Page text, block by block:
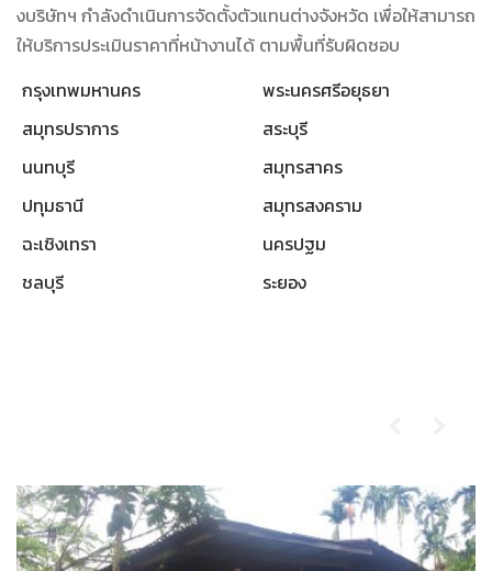
งบริษัทฯ กำลังดำเนินการจัดตั้งตัวแทนต่างจังหวัด เพื่อให้สามารถ
ให้บริการประเมินราคาที่หน้างานได้ ตามพื้นที่รับผิดชอบ
กรุงเทพมหานคร
พระนครศรีอยุธยา
สมุทรปราการ
สระบุรี
นนทบุรี
สมุทรสาคร
ปทุมธานี
สมุทรสงคราม
ฉะเชิงเทรา
นครปฐม
ชลบุรี
ระยอง